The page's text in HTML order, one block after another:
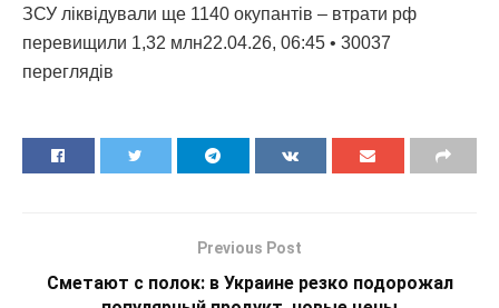
ЗСУ ліквідували ще 1140 окупантів – втрати рф
перевищили 1,32 млн22.04.26, 06:45 • 30037
переглядiв
Previous Post
Сметают с полок: в Украине резко подорожал